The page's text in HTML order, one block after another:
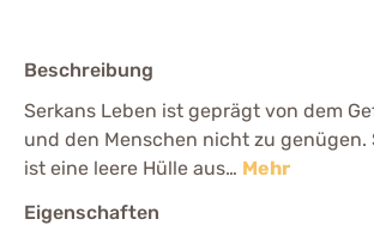
Beschreibung
Serkans Leben ist geprägt von dem
und den Menschen nicht zu genügen.
ist eine leere Hülle aus… Mehr
Eigenschaften